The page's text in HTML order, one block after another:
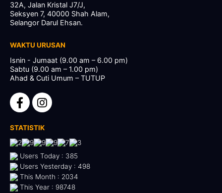
32A, Jalan Kristal J7/J,
Seksyen 7, 40000 Shah Alam,
Selangor Darul Ehsan.
WAKTU URUSAN
Isnin - Jumaat (9.00 am – 6.00 pm)
Sabtu (9.00 am – 1.00 pm)
Ahad & Cuti Umum – TUTUP
STATISTIK
Users Today : 385
Users Yesterday : 498
This Month : 2034
This Year : 98748